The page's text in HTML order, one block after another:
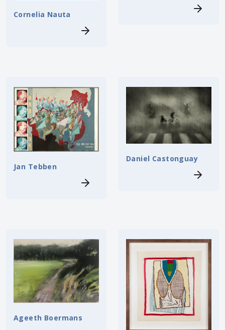
Cornelia Nauta
Jan Tebben
Daniel Castonguay
Ageeth Boermans